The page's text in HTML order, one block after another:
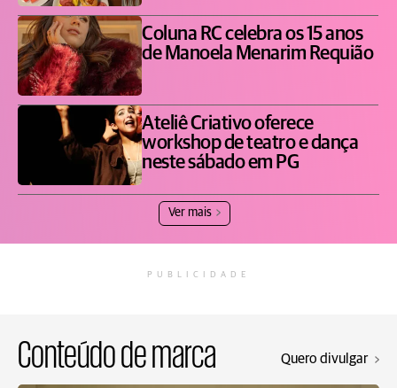
Coluna RC celebra os 15 anos
de Manoela Menarim Requião
Ateliê Criativo oferece
workshop de teatro e dança
neste sábado em PG
Ver mais
PUBLICIDADE
Conteúdo de marca Quero divulgar